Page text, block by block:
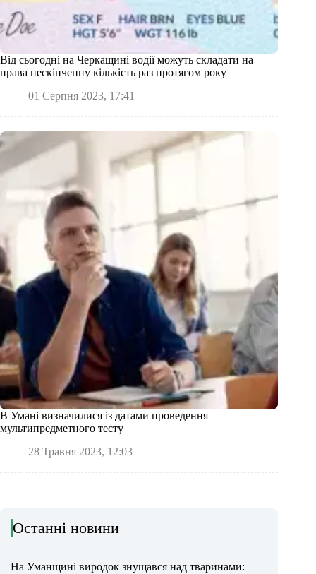
Від сьогодні на Черкащині водії можуть складати на
права нескінченну кількість раз протягом року
01 Серпня 2023, 17:41
В Умані визначилися із датами проведення
мультипредметного тесту
28 Травня 2023, 12:03
Останні новини
На Уманщині виродок знущався над тваринами: